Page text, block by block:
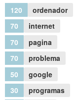
120
ordenador
70
internet
70
pagina
70
problema
50
google
30
programas